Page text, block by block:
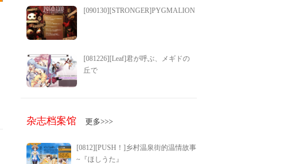
[090130][STRONGER]PYGMALION
[081226][Leaf]君が呼ぶ、メギドの
丘で
杂志档案馆 更多>>>
[0812][PUSH！]乡村温泉街的温情故事
~『ほしうた』